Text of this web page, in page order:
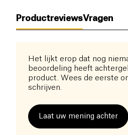
ProductreviewsVragen
Het lijkt erop dat nog
beoordeling heeft
product. Wees de eerste
schrijven.
Laat uw mening achter